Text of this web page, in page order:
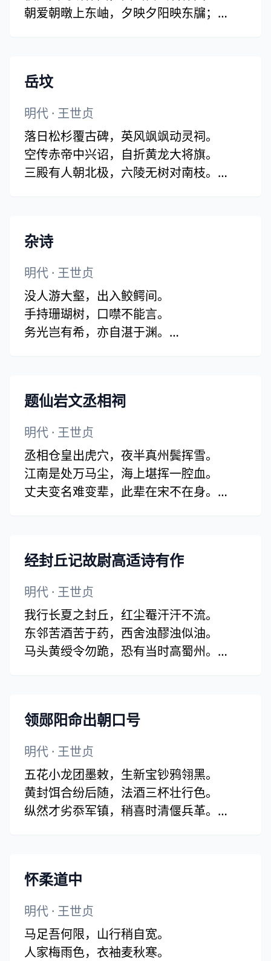
朝爱朝暾上东岫，夕映夕阳映东牖；
昨夜懵腾意超忽，寐时得语醒时述：
百年那得更百年，今日还须爱今日。
纵能拂衣归故山，农耕社稷亦不闲；
何如且会此中趣，别有生涯天地间。
岳坟
明代 · 王世贞
落日松杉覆古碑，英风飒飒动灵祠。
空传赤帝中兴诏，自折黄龙大将旗。
三殿有人朝北极，六陵无树对南枝。
杂诗
明代 · 王世贞
没人游大壑，出入鲛鳄间。
手持珊瑚树，口噤不能言。
务光岂有希，亦自湛于渊。
题仙岩文丞相祠
明代 · 王世贞
丞相仓皇出虎穴，夜半真州鬓挥雪。
江南是处万马尘，海上堪挥一腔血。
丈夫变名难变辈，此辈在宋不在身。
仙岩之山郁嶙峋，二百年来日月新。
毋论削迹勤王地，大有衣冠荐芷蘋。
君不见真人奋淮北，金戈立扫毡裘色。
鄂国喑呜表后身，瀛公宛转留遗息。
解道狂胡运已微，只今白羽昼长飞。
铁衣自举石马汗，一夕犛庭转战归。
经封丘记故尉高适诗有作
明代 · 王世贞
我行长夏之封丘，红尘罨汗汗不流。
东邻苦酒苦于药，西舍浊醪浊似油。
马头黄绶令勿跪，恐有当时高蜀州。
领郧阳命出朝口号
明代 · 王世贞
五花小龙团墨敕，生新宝钞鸦翎黑。
黄封饵合纷后随，法酒三杯壮行色。
纵然才劣忝军镇，稍喜时清偃兵革。
怀柔道中
明代 · 王世贞
马足吾何限，山行稍自宽。
人家梅雨色，衣袖麦秋寒。